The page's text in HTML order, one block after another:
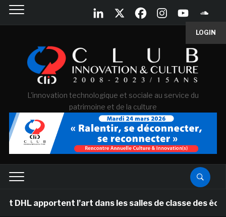
LOGIN
L'innovation technologique et sociale au service du
patrimoine et de la culture
l’art dans les salles de classe des écoles